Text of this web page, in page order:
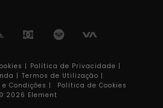
| Política de Privacidade |
| Termos de Utilizaçâo |
Condições |
Política de Cookies
2026 Element